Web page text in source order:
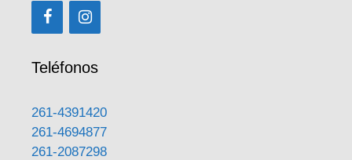
Teléfonos
261-4391420
261-4694877
261-2087298